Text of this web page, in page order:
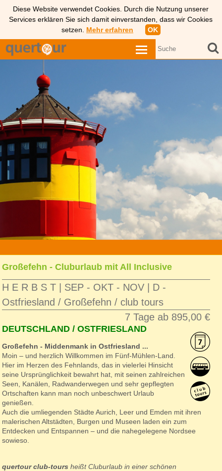
Diese Website verwendet Cookies. Durch die Nutzung unserer
Services erklären Sie sich damit einverstanden, dass wir Cookies
setzen. Mehr erfahren OK
Großefehn - Cluburlaub mit All Inclusive
H E R B S T | SEP - OKT - NOV | D -
Ostfriesland / Großefehn / club tours
7 Tage ab 895,00 €
DEUTSCHLAND / OSTFRIESLAND
Großefehn - Middenmank in Ostfriesland ...
Moin – und herzlich Willkommen im Fünf-Mühlen-Land.
Hier im Herzen des Fehnlands, das in vielerlei Hinsicht
seine Ursprünglichkeit bewahrt hat, mit seinen zahlreichen
Seen, Kanälen, Radwanderwegen und sehr gepflegten
Ortschaften kann man noch unbeschwert Urlaub
genießen.
Auch die umliegenden Städte Aurich, Leer und Emden mit ihren
malerischen Altstädten, Burgen und Museen laden ein zum
Entdecken und Entspannen – und die nahegelegene Nordsee
sowieso.
quertour club-tours heißt Cluburlaub in einer schönen